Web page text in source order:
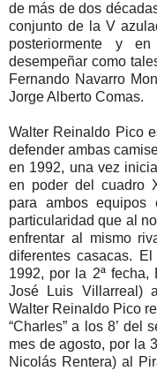
de más de dos
conjunto de la V
posteriormente y
desempeñar como
Fernando Navarro
Jorge Alberto Comas.
Walter Reinaldo Pico
defender ambas
en 1992, una vez
en poder del cuadro
para ambos
particularidad que al
enfrentar al mismo
diferentes casacas.
1992, por la 2ª fecha,
José Luis Villarreal)
Walter Reinaldo Pico
“Charles” a los 8’ del
mes de agosto, por la
Nicolás Rentera) al